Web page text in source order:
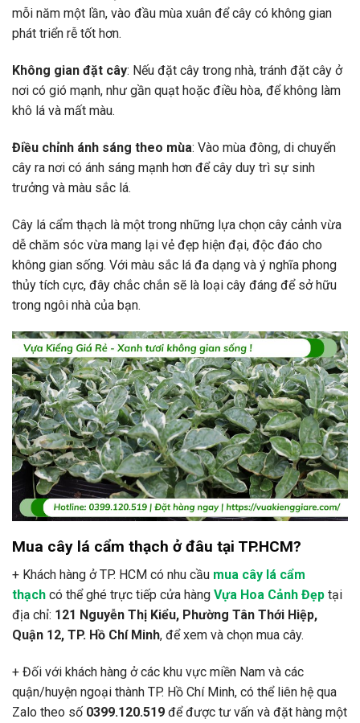
mỗi năm một lần, vào đầu mùa xuân để cây có không gian
phát triển rễ tốt hơn.
Không gian đặt cây: Nếu đặt cây trong nhà, tránh đặt cây ở
nơi có gió mạnh, như gần quạt hoặc điều hòa, để không làm
khô lá và mất màu.
Điều chỉnh ánh sáng theo mùa: Vào mùa đông, di chuyển
cây ra nơi có ánh sáng mạnh hơn để cây duy trì sự sinh
trưởng và màu sắc lá.
Cây lá cẩm thạch là một trong những lựa chọn cây cảnh vừa
dễ chăm sóc vừa mang lại vẻ đẹp hiện đại, độc đáo cho
không gian sống. Với màu sắc lá đa dạng và ý nghĩa phong
thủy tích cực, đây chắc chắn sẽ là loại cây đáng để sở hữu
trong ngôi nhà của bạn.
Mua cây lá cẩm thạch ở đâu tại TP.HCM?
+ Khách hàng ở TP. HCM có nhu cầu mua cây lá cẩm
thạch có thể ghé trực tiếp cửa hàng Vựa Hoa Cảnh Đẹp tại
địa chỉ: 121 Nguyễn Thị Kiểu, Phường Tân Thới Hiệp,
Quận 12, TP. Hồ Chí Minh, để xem và chọn mua cây.
+ Đối với khách hàng ở các khu vực miền Nam và các
quận/huyện ngoại thành TP. Hồ Chí Minh, có thể liên hệ qua
Zalo theo số 0399.120.519 để được tư vấn và đặt hàng một